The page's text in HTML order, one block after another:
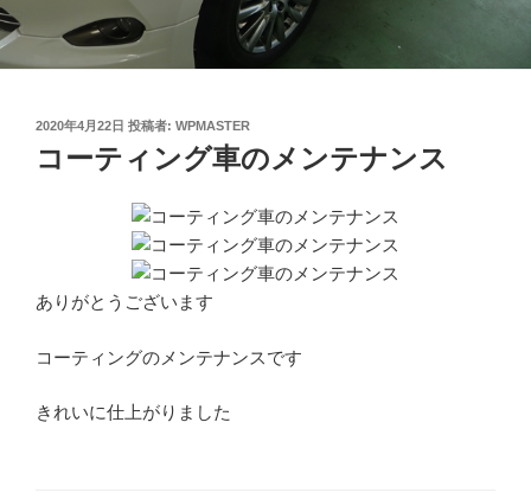
投
日:
2020年4月22日 投稿者: WPMASTER
コーティング車のメンテナンス
ありがとうございます
コーティングのメンテナンスです
きれいに仕上がりました